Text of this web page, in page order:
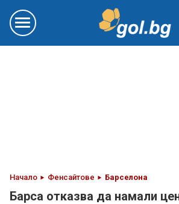
Начало Фенсайтове Барселона
Барса отказва да намали